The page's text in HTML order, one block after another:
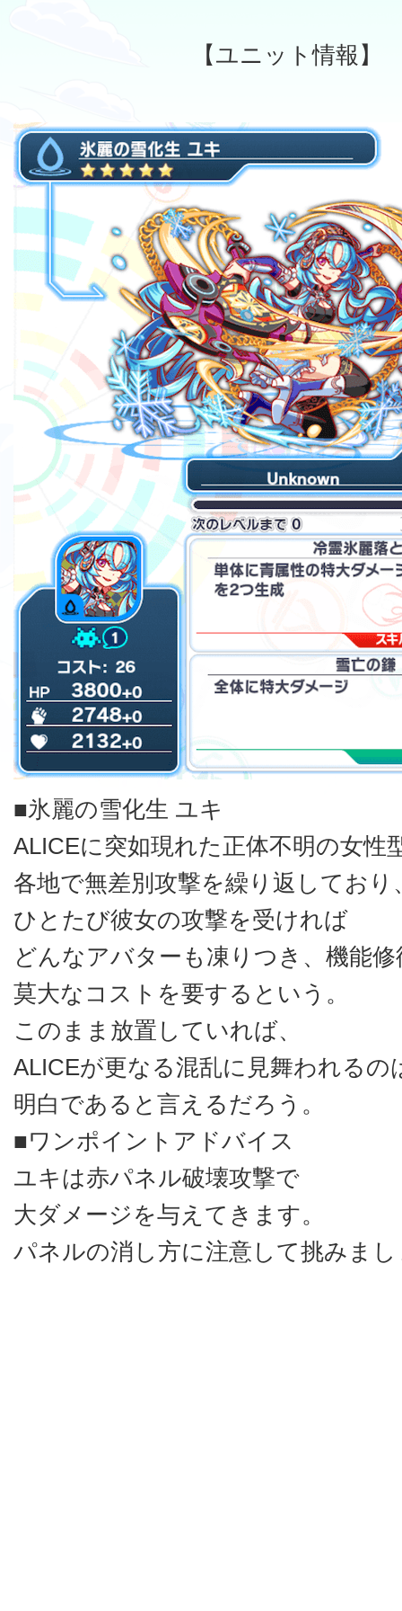
【ユニット情報】
■氷麗の雪化生 ユキ
ALICEに突如現れた正体不明の女性
各地で無差別攻撃を繰り返しており
ひとたび彼女の攻撃を受ければ
どんなアバターも凍りつき、機能修
莫大なコストを要するという。
このまま放置していれば、
ALICEが更なる混乱に見舞われるの
明白であると言えるだろう。
■ワンポイントアドバイス
ユキは赤パネル破壊攻撃で
大ダメージを与えてきます。
パネルの消し方に注意して挑みま